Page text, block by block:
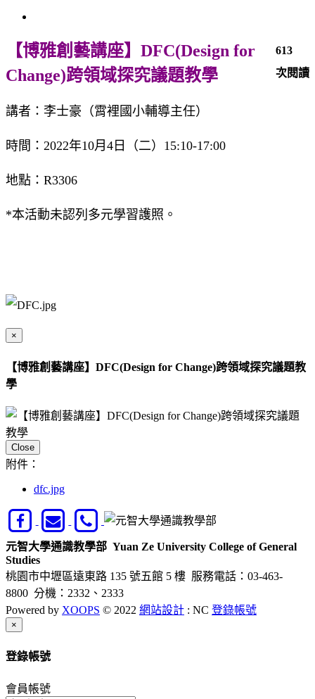
613
次閱讀
【博雅創藝講座】DFC(Design for
Change)跨領域探究議題教學
講者：李士豪（霄裡國小輔導主任）
時間：2022年10月4日（二）15:10-17:00
地點：R3306
*本活動未認列多元學習護照。
×
【博雅創藝講座】DFC(Design for Change)跨領域探究議題教
學
Close
附件：
dfc.jpg
元智大學通識教學部 Yuan Ze University College of General
Studies
桃園市中壢區遠東路 135 號五館 5 樓 服務電話：03-463-
8800 分機：2332、2333
Powered by XOOPS © 2022 網站設計 : NC 登錄帳號
×
登錄帳號
會員帳號